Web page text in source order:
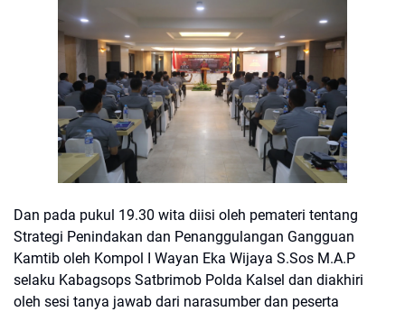
Dan pada pukul 19.30 wita diisi oleh pemateri tentang
Strategi Penindakan dan Penanggulangan Gangguan
Kamtib oleh Kompol I Wayan Eka Wijaya S.Sos M.A.P
selaku Kabagsops Satbrimob Polda Kalsel dan diakhiri
oleh sesi tanya jawab dari narasumber dan peserta